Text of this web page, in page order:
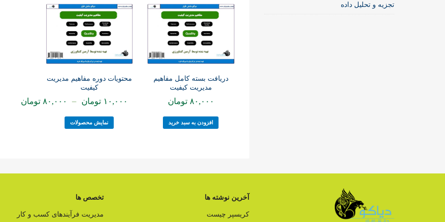
تجزیه و تحلیل داده
دریافت بسته کامل مفاهیم
مدیریت کیفیت
۸۰,۰۰۰ تومان
افزودن به سبد خرید
محتویات دوره مفاهیم مدیریت
کیفیت
۱۰,۰۰۰ تومان – ۸۰,۰۰۰ تومان
نمایش محصولات
آخرین نوشته ها
کریسپر چیست
تخصص ها
مدیریت فرآیندهای کسب و کار